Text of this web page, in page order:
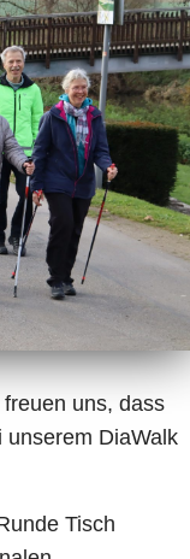
uns, dass
DiaWalk
Tisch